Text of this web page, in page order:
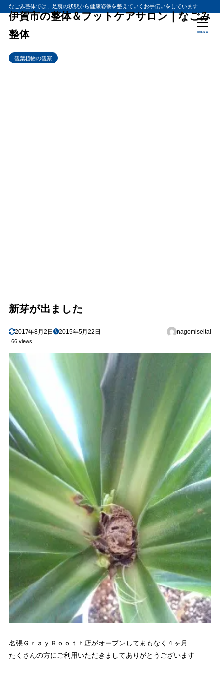
なごみ整体では、足裏の状態から健康姿勢を整えていくお手伝いをしています
伊賀市の整体＆フットケアサロン｜なごみ
整体
MENU
観葉植物の観察
新芽が出ました
2017年8月2日 2015年5月22日 nagomiseitai
66 views
名張ＧｒａｙＢｏｏｔｈ店がオープンしてまもなく４ヶ月
たくさんの方にご利用いただきましてありがとうございます